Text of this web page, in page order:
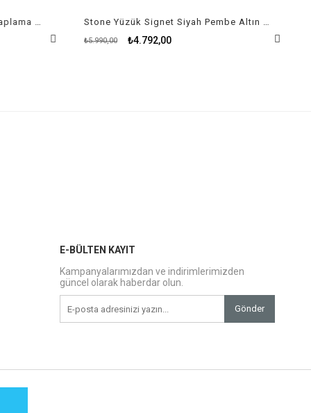
Tropical Yüzük Stones Altın Kaplama 50-52 beden Stone Yüzük Signet Siyah Pembe Altın Kaplama
₺4.792,00
₺5.990,00
E-BÜLTEN KAYIT
Kampanyalarımızdan ve indirimlerimizden
güncel olarak haberdar olun.
Gönder